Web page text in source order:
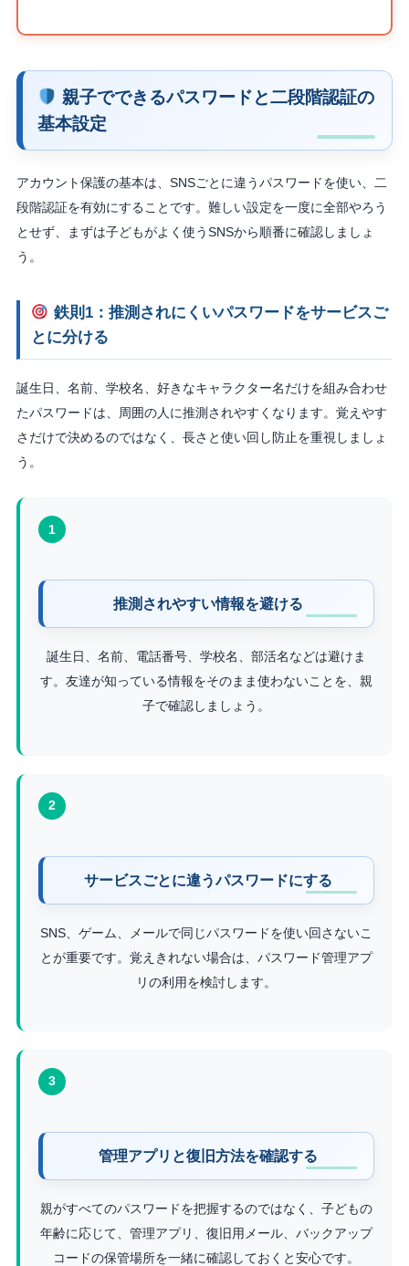
親子でできるパスワードと二段階認証の
基本設定
アカウント保護の基本は、SNSごとに違うパスワードを使い、二
段階認証を有効にすることです。難しい設定を一度に全部やろう
とせず、まずは子どもがよく使うSNSから順番に確認しましょ
う。
鉄則1：推測されにくいパスワードをサービスご
とに分ける
誕生日、名前、学校名、好きなキャラクター名だけを組み合わせ
たパスワードは、周囲の人に推測されやすくなります。覚えやす
さだけで決めるのではなく、長さと使い回し防止を重視しましょ
う。
1
推測されやすい情報を避ける
誕生日、名前、電話番号、学校名、部活名などは避けま
す。友達が知っている情報をそのまま使わないことを、親
子で確認しましょう。
2
サービスごとに違うパスワードにする
SNS、ゲーム、メールで同じパスワードを使い回さないこ
とが重要です。覚えきれない場合は、パスワード管理アプ
リの利用を検討します。
3
管理アプリと復旧方法を確認する
親がすべてのパスワードを把握するのではなく、子どもの
年齢に応じて、管理アプリ、復旧用メール、バックアップ
コードの保管場所を一緒に確認しておくと安心です。